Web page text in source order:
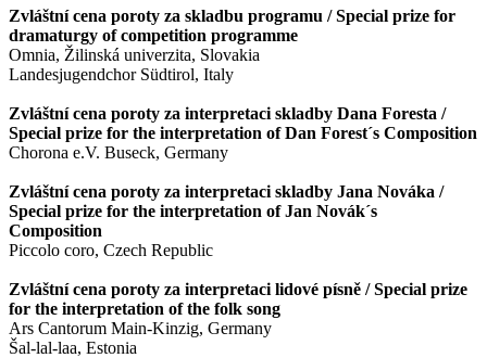
Zvláštní cena poroty za skladbu programu / Special prize for
dramaturgy of competition programme
Omnia, Žilinská univerzita, Slovakia
Landesjugendchor Südtirol, Italy
Zvláštní cena poroty za interpretaci skladby Dana Foresta /
Special prize for the interpretation of Dan Forest´s Composition
Chorona e.V. Buseck, Germany
Zvláštní cena poroty za interpretaci skladby Jana Nováka /
Special prize for the interpretation of Jan Novák´s
Composition
Piccolo coro, Czech Republic
Zvláštní cena poroty za interpretaci lidové písně / Special prize
for the interpretation of the folk song
Ars Cantorum Main-Kinzig, Germany
Šal-lal-laa, Estonia